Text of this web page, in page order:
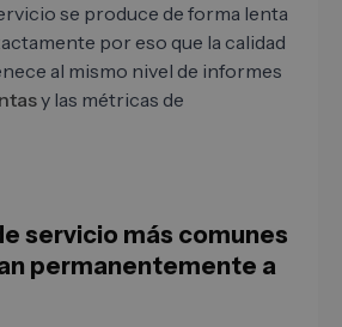
se produce de forma lenta
por eso que la calidad
al mismo nivel de informes
y las métricas de
servicio más comunes
permanentemente a